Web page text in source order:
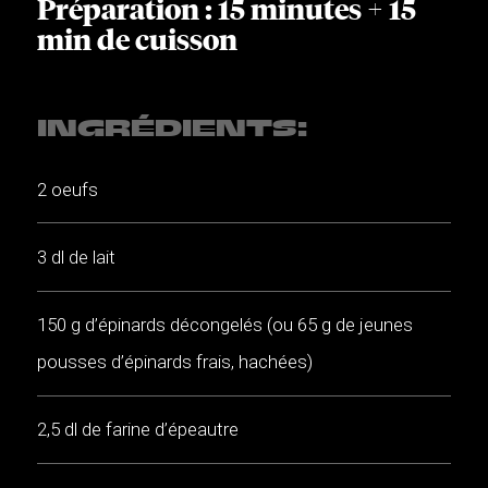
Préparation : 15 minutes + 15
min de cuisson
INGRÉDIENTS:
2 oeufs
3 dl de lait
150 g d’épinards décongelés (ou 65 g de jeunes
pousses d’épinards frais, hachées)
2,5 dl de farine d’épeautre